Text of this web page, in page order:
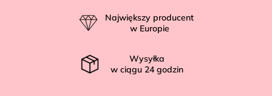
Największy producent
w Europie
Wysyłka
w ciągu 24 godzin